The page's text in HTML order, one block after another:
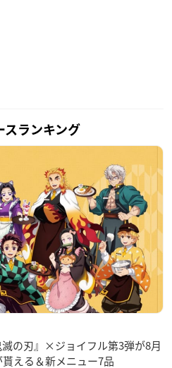
スランキング
の刃』×ジョイフル第3弾が8月
える＆新メニュー7品